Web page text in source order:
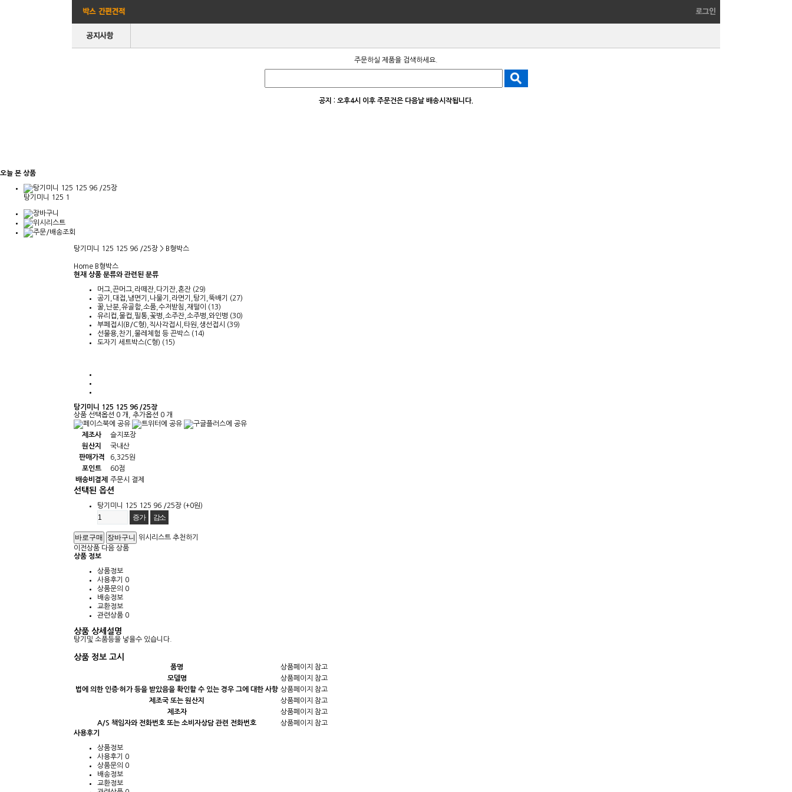
주문하실 제품을 검색하세요.
공지 : 오후4시 이후 주문건은 다음날 배송시작됩니다.
오늘 본 상품
탕기미니 125 1
탕기미니 125 125 96 /25장 > B형박스
Home B형박스
현재 상품 분류와 관련된 분류
머그,끈머그,라떼잔,다기잔,혼잔 (29)
공기,대접,냉면기,나물기,라면기,탕기,뚝배기 (27)
꿀,난분,유골함,소품,수저받침,재떨이 (13)
유리컵,물컵,필통,꽃병,소주잔,소주병,와인병 (30)
부페접시(B/C형),직사각접시,타원,생선접시 (39)
선물용,찬기,물레체험 등 끈박스 (14)
도자기 세트박스(C형) (15)
탕기미니 125 125 96 /25장
상품 선택옵션 0 개, 추가옵션 0 개
제조사
슬지포장
원산지
국내산
판매가격
6,325원
포인트
60점
배송비결제
주문시 결제
선택된 옵션
탕기미니 125 125 96 /25장 (+0원)
증가 감소
위시리스트 추천하기
이전상품 다음 상품
상품 정보
상품정보
사용후기 0
상품문의 0
배송정보
교환정보
관련상품 0
상품 상세설명
탕기및 소품등을 넣을수 있습니다.
상품 정보 고시
품명
상품페이지 참고
모델명
상품페이지 참고
법에 의한 인증·허가 등을 받았음을 확인할 수 있는 경우 그에 대한 사항 상품페이지 참고
제조국 또는 원산지
상품페이지 참고
제조자
상품페이지 참고
A/S 책임자와 전화번호 또는 소비자상담 관련 전화번호
상품페이지 참고
사용후기
상품정보
사용후기 0
상품문의 0
배송정보
교환정보